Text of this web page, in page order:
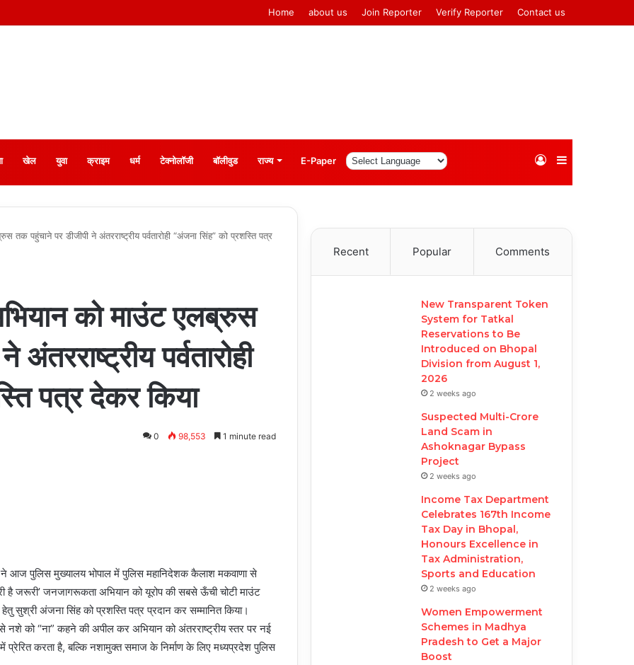
Home about us Join Reporter Verify Reporter Contact us
खेल युवा क्राइम धर्म टेक्नोलॉजी बॉलीवुड राज्य E-Paper Sidebar
Log
तक पहुंचाने पर डीजीपी ने अंतरराष्ट्रीय पर्वतारोही “अंजना सिंह” को प्रशस्ति पत्र
को माउंट एलब्रुस
पर्वतारोही
पत्र देकर किया
0 98,553 1 minute read
ने आज पुलिस मुख्यालय भोपाल में पुलिस महानिदेशक कैलाश मकवाणा से
जरूरी’ जनजागरूकता अभियान को यूरोप की सबसे ऊँची चोटी माउंट
अंजना सिंह को प्रशस्ति पत्र प्रदान कर सम्मानित किया।
नशे को “ना” कहने की अपील कर अभियान को अंतरराष्ट्रीय स्तर पर नई
करता है, बल्कि नशामुक्त समाज के निर्माण के लिए मध्यप्रदेश पुलिस
Recent Popular Comments
New Transparent Token
System for Tatkal
Reservations to Be
Introduced on Bhopal
Division from August 1,
2026
2 weeks ago
Suspected Multi-Crore
Land Scam in
Ashoknagar Bypass
Project
2 weeks ago
Income Tax Department
Celebrates 167th Income
Tax Day in Bhopal,
Honours Excellence in
Tax Administration,
Sports and Education
2 weeks ago
Women Empowerment
Schemes in Madhya
Pradesh to Get a Major
Boost